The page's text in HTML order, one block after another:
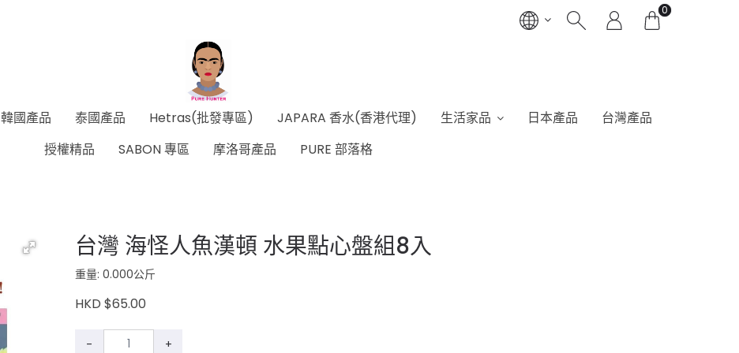
0
韓國產品 泰國產品 Hetras(批發專區) JAPARA 香水(香港代理) 生活家品 日本產品
台灣產品
授權精品
SABON 專區 摩洛哥產品 PURE 部落格
台灣 海怪人魚漢頓 水果點心盤組8入
重量: 0.000公斤
HKD $65.00
- +